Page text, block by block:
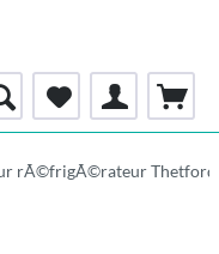
rÃ©frigÃ©rateur Thetford